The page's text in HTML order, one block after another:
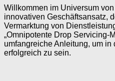
Willkommen im Universum
innovativen Geschäftsansatz,
Vermarktung von
„Omnipotente Drop Servicing-
umfangreiche Anleitung, um
erfolgreich zu sein.